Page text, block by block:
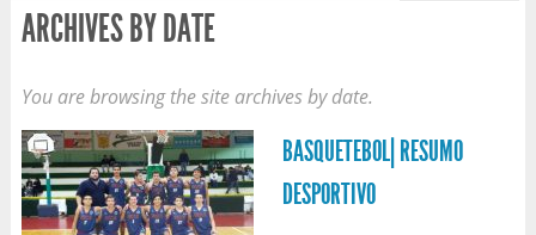
ARCHIVES BY DATE
You are browsing the site archives by date.
BASQUETEBOL| RESUMO
DESPORTIVO